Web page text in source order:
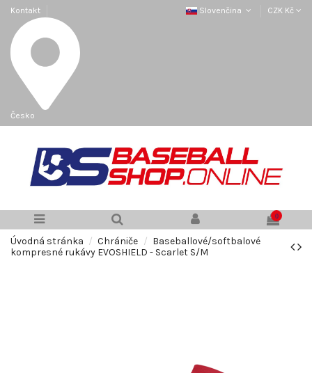
Kontakt
Česko
Slovenčina CZK Kč
0
Úvodná stránka Chrániče
Baseballové/softbalové
kompresné rukávy EVOSHIELD - Scarlet S/M